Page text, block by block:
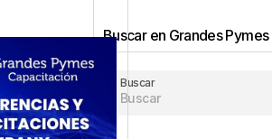
Buscar en Grandes Pymes
Buscar